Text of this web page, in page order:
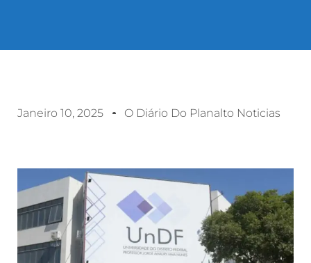
Janeiro 10, 2025 O Diário Do Planalto Noticias